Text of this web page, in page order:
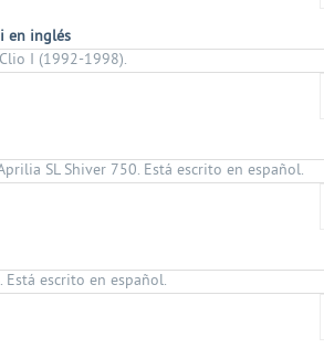
en inglés
I (1992-1998).
SL Shiver 750. Está escrito en español.
escrito en español.